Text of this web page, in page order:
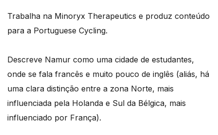
Trabalha na Minoryx Therapeutics e produz conteúdo
para a Portuguese Cycling.
Descreve Namur como uma cidade de estudantes,
onde se fala francês e muito pouco de inglês (aliás, há
uma clara distinção entre a zona Norte, mais
influenciada pela Holanda e Sul da Bélgica, mais
influenciado por França).